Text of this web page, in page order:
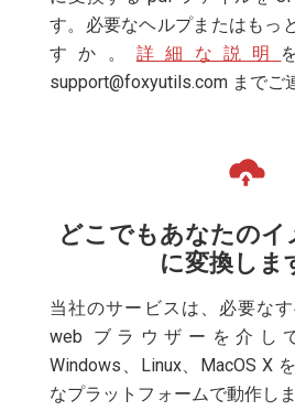
す。必要なヘルプまたはもっ
すか。 詳細な説明
support@foxyutils.com までご
どこでもあなたのイ
に変換しま
当社のサービスは、必要なす
web ブラウザーを介し
Windows、Linux、MacOS X
なプラットフォームで動作し